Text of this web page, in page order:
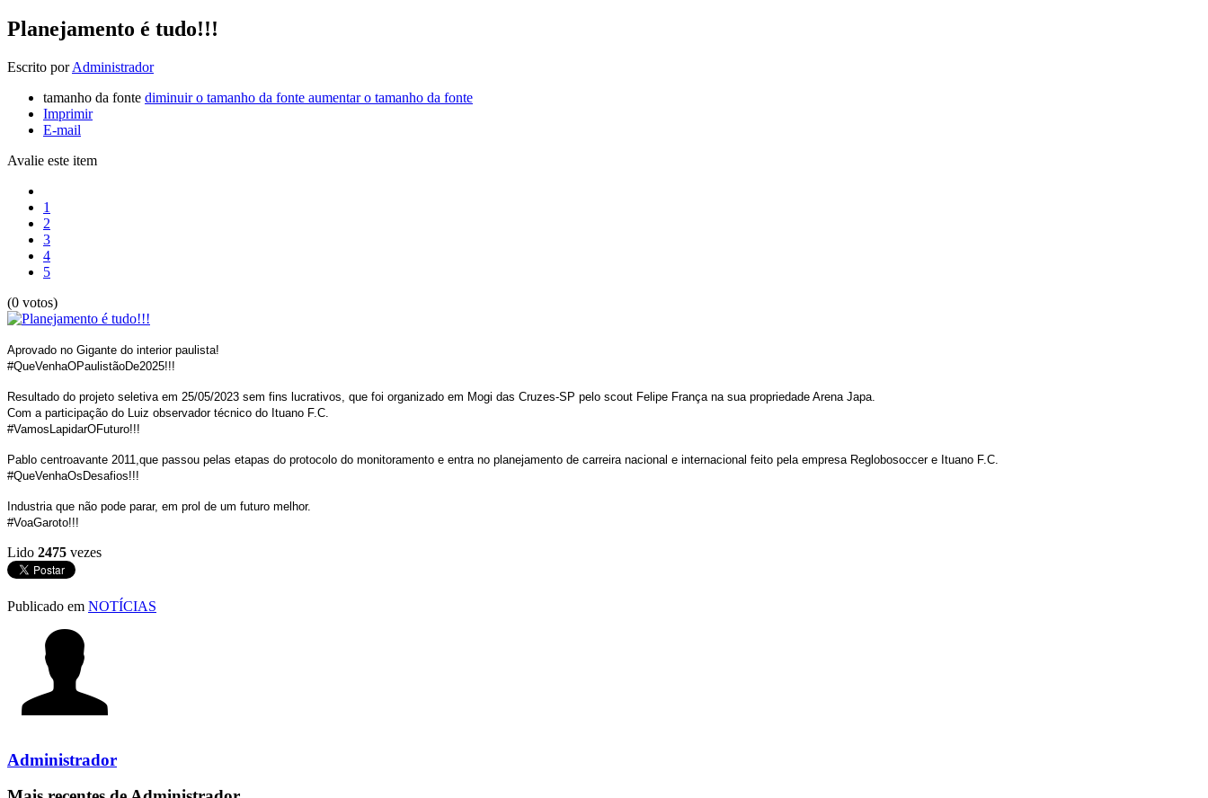
Planejamento é tudo!!!
Escrito porAdministrador
tamanho da fonte diminuir o tamanho da fonte aumentar o tamanho da fonte
Imprimir
E-mail
Avalie este item
1
2
3
4
5
(0 votos)
Aprovado no Gigante do interior paulista!
#QueVenhaOPaulistãoDe2025!!!
Resultado do projeto seletiva em 25/05/2023 sem fins lucrativos, que foi organizado em Mogi das Cruzes-SP pelo scout Felipe França na sua propriedade Arena Japa.
Com a participação do Luiz observador técnico do Ituano F.C.
#VamosLapidarOFuturo!!!
Pablo centroavante 2011,que passou pelas etapas do protocolo do monitoramento e entra no planejamento de carreira nacional e internacional feito pela empresa Reglobosoccer e Ituano F.C.
#QueVenhaOsDesafios!!!
Industria que não pode parar, em prol de um futuro melhor.
#VoaGaroto!!!
Lido 2475 vezes
Publicado em NOTÍCIAS
Administrador